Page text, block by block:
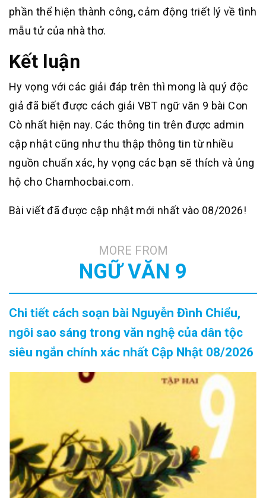
phần thể hiện thành công, cảm động triết lý về tình
mẫu tử của nhà thơ.
Kết luận
Hy vọng với các giải đáp trên thì mong là quý độc
giả đã biết được cách giải VBT ngữ văn 9 bài Con
Cò nhất hiện nay. Các thông tin trên được admin
cập nhật cũng như thu thập thông tin từ nhiều
nguồn chuẩn xác, hy vọng các bạn sẽ thích và ủng
hộ cho Chamhocbai.com.
Bài viết đã được cập nhật mới nhất vào 08/2026!
MORE FROM
NGỮ VĂN 9
Chi tiết cách soạn bài Nguyễn Đình Chiểu,
ngôi sao sáng trong văn nghệ của dân tộc
siêu ngắn chính xác nhất Cập Nhật 08/2026